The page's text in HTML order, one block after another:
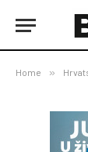
Home »